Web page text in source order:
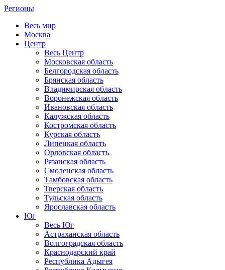
Регионы
Весь мир
Москва
Центр
Весь Центр
Московская область
Белгородская область
Брянская область
Владимирская область
Воронежская область
Ивановская область
Калужская область
Костромская область
Курская область
Липецкая область
Орловская область
Рязанская область
Смоленская область
Тамбовская область
Тверская область
Тульская область
Ярославская область
Юг
Весь Юг
Астраханская область
Волгоградская область
Краснодарский край
Республика Адыгея